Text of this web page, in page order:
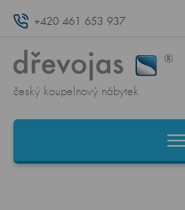
+420 461 653 937
český koupelnový nábytek